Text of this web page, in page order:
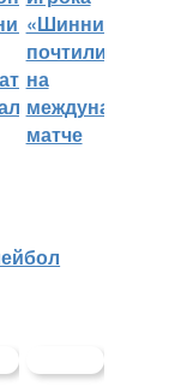
«Шинника»
почтили
на
международном
матче